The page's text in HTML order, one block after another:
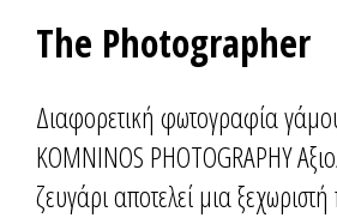
The Photographer
Διαφορετική φωτογραφία
KOMNINOS PHOTOGRAPHY
ζευγάρι αποτελεί μια